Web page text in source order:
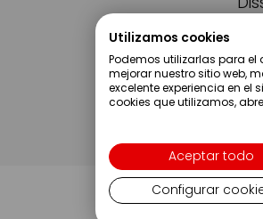
Utilizamos cookies
Podemos utilizarlas para
mejorar nuestro sitio web,
excelente experiencia en el
cookies que utilizamos,
Aceptar todo
Configurar